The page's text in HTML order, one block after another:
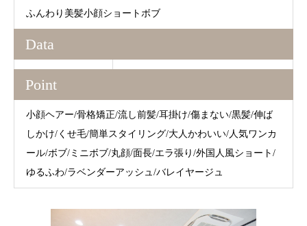
ふんわり美髪小顔ショートボブ
Data
Point
小顔ヘアー/骨格矯正/流し前髪/耳掛け/傷まない/黒髪/伸ば
しかけ/くせ毛/簡単スタイリング/大人かわいい/人気ワンカ
ール/ボブ/ミニボブ/丸顔/面長/エラ張り/外国人風ショート/
ゆるふわ/ラベンダーアッシュ/バレイヤージュ